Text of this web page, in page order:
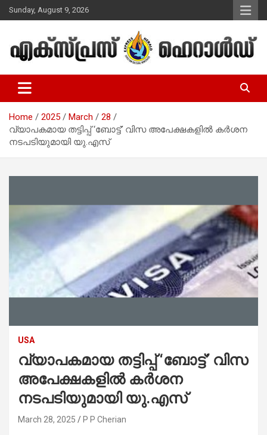
Skip
to
Sunday, August 9, 2026
Express Herald – Malayalam
Christian News
Home 2025 March
28
വ്യാപകമായ തട്ടിപ്പ് ‘ബോട്ട്’ വിസ അപേക്ഷകളിൽ കർശന
നടപടിയുമായി യു.എസ്
USA
വ്യാപകമായ തട്ടിപ്പ് ‘ബോട്ട്’ വിസ
അപേക്ഷകളിൽ കർശന
നടപടിയുമായി യു.എസ്
March 28, 2025 P P Cherian